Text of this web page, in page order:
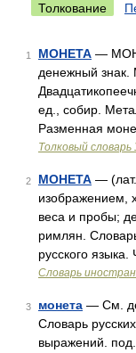
Толкование
1 МОНЕТА —
денежный знак.
ед., собир.
Разменная
Толковый
2 МОНЕТА —
изображением,
веса и пробы;
римлян.
русского
Словарь
3 монета — См.
Словарь
выражений.